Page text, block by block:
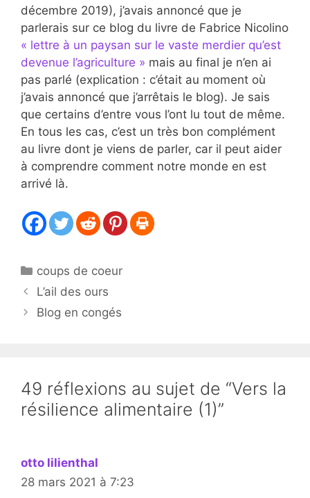
décembre 2019), j’avais annoncé que je
parlerais sur ce blog du livre de Fabrice Nicolino
« lettre à un paysan sur le vaste merdier qu’est
devenue l’agriculture » mais au final je n’en ai
pas parlé (explication : c’était au moment où
j’avais annoncé que j’arrêtais le blog). Je sais
que certains d’entre vous l’ont lu tout de même.
En tous les cas, c’est un très bon complément
au livre dont je viens de parler, car il peut aider
à comprendre comment notre monde en est
arrivé là.
Catégories
coups de coeur
L’ail des ours
Blog en congés
49 réflexions au sujet de “Vers la
résilience alimentaire (1)”
otto lilienthal
28 mars 2021 à 7:23